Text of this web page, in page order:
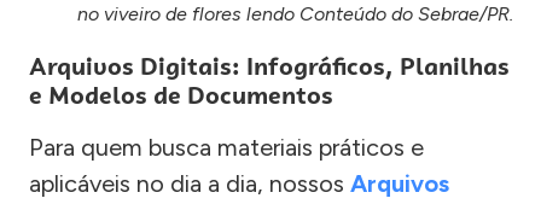
no viveiro de flores lendo Conteúdo do Sebrae/PR.
Arquivos Digitais: Infográficos, Planilhas
e Modelos de Documentos
Para quem busca materiais práticos e
aplicáveis no dia a dia, nossos Arquivos